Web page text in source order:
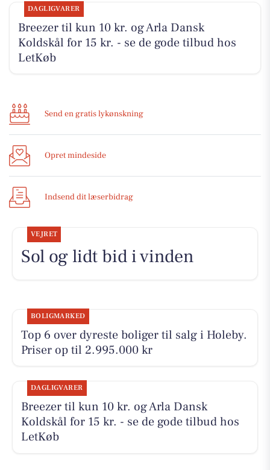
DAGLIGVARER
Breezer til kun 10 kr. og Arla Dansk
Koldskål for 15 kr. - se de gode tilbud hos
LetKøb
Send en gratis lykønskning
Opret mindeside
Indsend dit læserbidrag
VEJRET
Sol og lidt bid i vinden
BOLIGMARKED
Top 6 over dyreste boliger til salg i Holeby.
Priser op til 2.995.000 kr
DAGLIGVARER
Breezer til kun 10 kr. og Arla Dansk
Koldskål for 15 kr. - se de gode tilbud hos
LetKøb